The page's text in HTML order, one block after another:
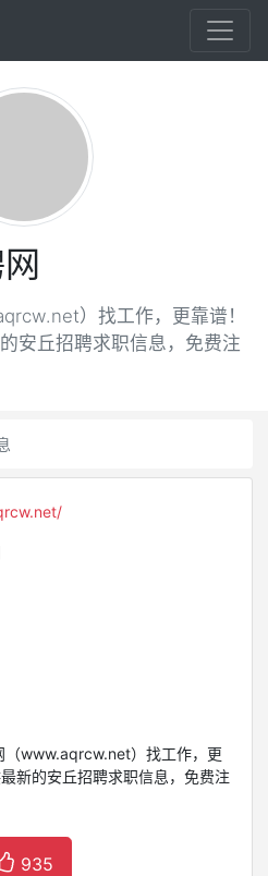
）找工作，更靠谱！
安丘招聘求职信息，免费注
（www.aqrcw.net）找工作，更
新的安丘招聘求职信息，免费注
935